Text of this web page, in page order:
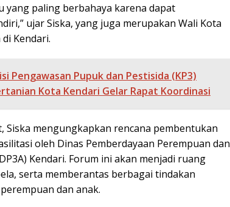
yang paling berbahaya karena dapat
ujar Siska, yang juga merupakan Wali Kota
Kendari.
Pengawasan Pupuk dan Pestisida (KP3)
Kota Kendari Gelar Rapat Koordinasi
Siska mengungkapkan rencana pembentukan
oleh Dinas Pemberdayaan Perempuan dan
Kendari. Forum ini akan menjadi ruang
serta memberantas berbagai tindakan
dan anak.